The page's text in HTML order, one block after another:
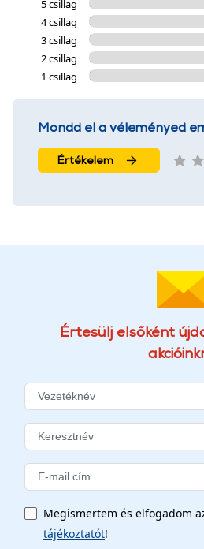
5 csillag
4 csillag
3 csillag
2 csillag
1 csillag
Mondd el a véleményed
Értékelem
Értesülj elsőként
Megismertem és elfogadom
tájékoztatót!